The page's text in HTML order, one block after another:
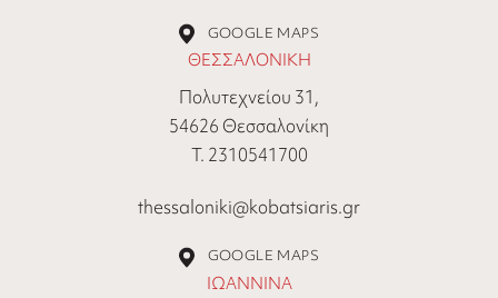
GOOGLE MAPS
ΘΕΣΣΑΛΟΝΙΚΗ
Πολυτεχνείου 31,
54626 Θεσσαλονίκη
Τ. 2310541700
thessaloniki@kobatsiaris.gr
GOOGLE MAPS
ΙΩΑΝΝΙΝΑ